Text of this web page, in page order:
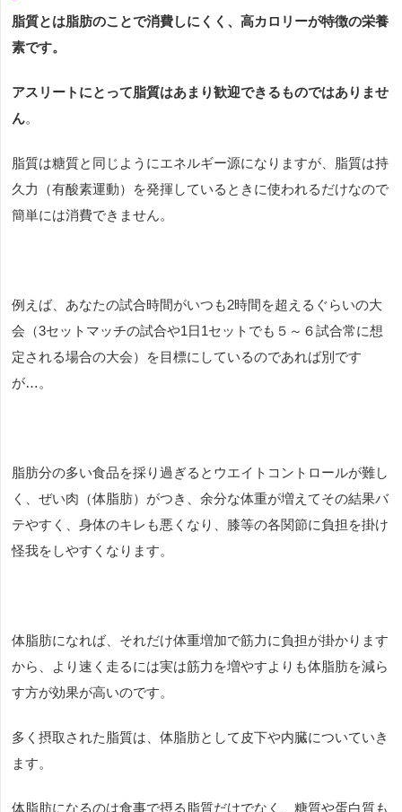
脂質とは脂肪のことで消費しにくく、高カロリーが特徴の栄養
素です。
アスリートにとって脂質はあまり歓迎できるものではありませ
ん。
脂質は糖質と同じようにエネルギー源になりますが、脂質は持
久力（有酸素運動）を発揮しているときに使われるだけなので
簡単には消費できません。
例えば、あなたの試合時間がいつも2時間を超えるぐらいの大
会（3セットマッチの試合や1日1セットでも５～６試合常に想
定される場合の大会）を目標にしているのであれば別です
が…。
脂肪分の多い食品を採り過ぎるとウエイトコントロールが難し
く、ぜい肉（体脂肪）がつき、余分な体重が増えてその結果バ
テやすく、身体のキレも悪くなり、膝等の各関節に負担を掛け
怪我をしやすくなります。
体脂肪になれば、それだけ体重増加で筋力に負担が掛かります
から、より速く走るには実は筋力を増やすよりも体脂肪を減ら
す方が効果が高いのです。
多く摂取された脂質は、体脂肪として皮下や内臓についていき
ます。
体脂肪になるのは食事で摂る脂質だけでなく、糖質や蛋白質も